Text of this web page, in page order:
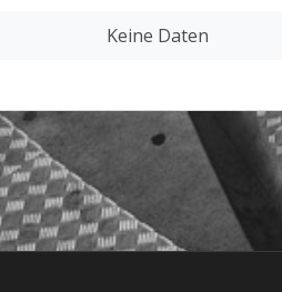
Keine Daten